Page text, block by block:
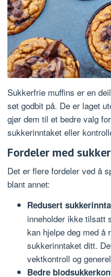
Sukkerfrie muffins er en
søt godbit på. De er laget
gjør dem til et bedre valg
sukkerinntaket eller
Fordeler med
Det er flere fordeler ved å
blant annet:
Redusert
inneholder ikke tilsatt
kan hjelpe deg med å
sukkerinntaket ditt.
vektkontroll og
Bedre